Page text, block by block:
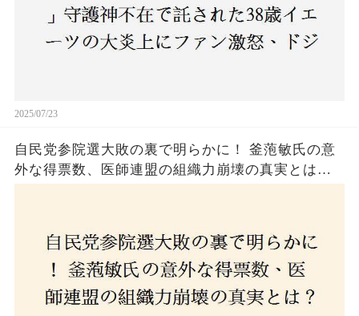
2025/07/23
自民党参院選大敗の裏で明らかに！ 釜萢敏氏の意
外な得票数、医師連盟の組織力崩壊の真実とは？